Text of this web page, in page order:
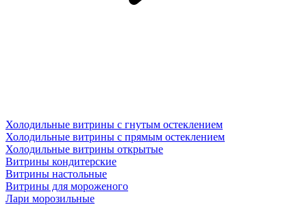
Холодильные витрины с гнутым остеклением
Холодильные витрины с прямым остеклением
Холодильные витрины открытые
Витрины кондитерские
Витрины настольные
Витрины для мороженого
Лари морозильные